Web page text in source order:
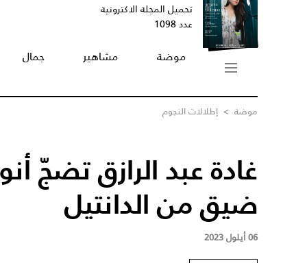
تحميل المجلة الاكترونية
عدد 1098
موضة مشاهير جمال
موضة > إطلالات النجوم
غادة عبد الرازق تضجّ
ضيق من الدانتيل
06 أيلول 2023